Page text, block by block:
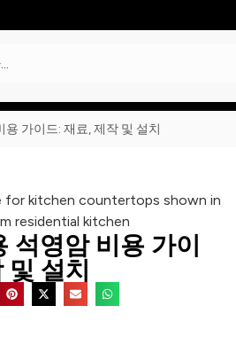
가이드: 재료, 제작 및 설치
석영암 비용 가이
및 설치